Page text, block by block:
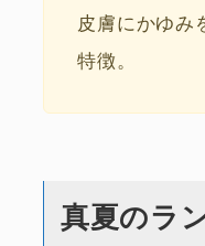
皮膚にかゆみ
特徴。
真夏のラ